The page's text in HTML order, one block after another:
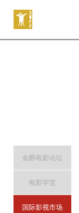
金爵电影论坛
电影学堂
国际影视市场